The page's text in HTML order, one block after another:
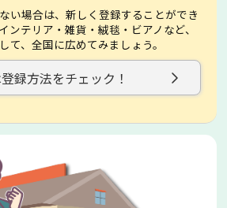
い場合は、新しく登録することができ
ンテリア・雑貨・絨毯・ビアノなど、
て、全国に広めてみましょう。
録方法をチェック！